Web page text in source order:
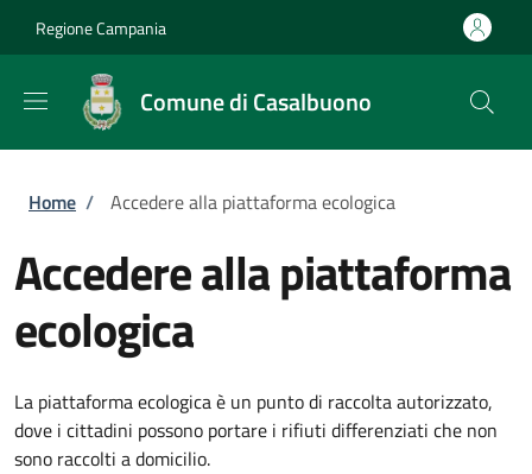
Regione Campania
Comune di Casalbuono
Briciole di pane
Home / Accedere alla piattaforma ecologica
Accedere alla piattaforma
ecologica
La piattaforma ecologica è un punto di raccolta autorizzato,
dove i cittadini possono portare i rifiuti differenziati che non
sono raccolti a domicilio.